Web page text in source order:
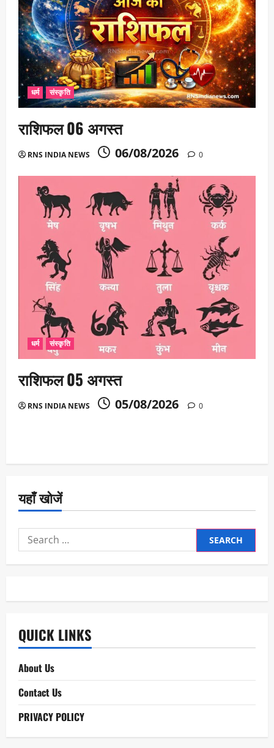
धर्म संस्कृति
राशिफल 06 अगस्त
RNS INDIA NEWS 06/08/2026 0
धर्म संस्कृति
राशिफल 05 अगस्त
RNS INDIA NEWS 05/08/2026 0
यहाँ खोजें
Search
for:
QUICK LINKS
About Us
Contact Us
PRIVACY POLICY